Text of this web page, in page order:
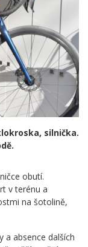
silnička.
obutí.
v terénu a
na šotolině,
a absence dalších